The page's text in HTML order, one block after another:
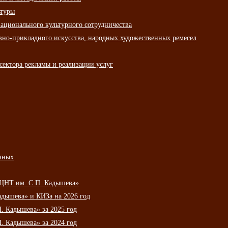
культурного сотрудничества
прикладного искусства, народных художественных ремесел
рекламы и реализации услуг
им. С.П. Кадышева»
и КИЗа на 2026 год
за 2025 год
за 2024 год